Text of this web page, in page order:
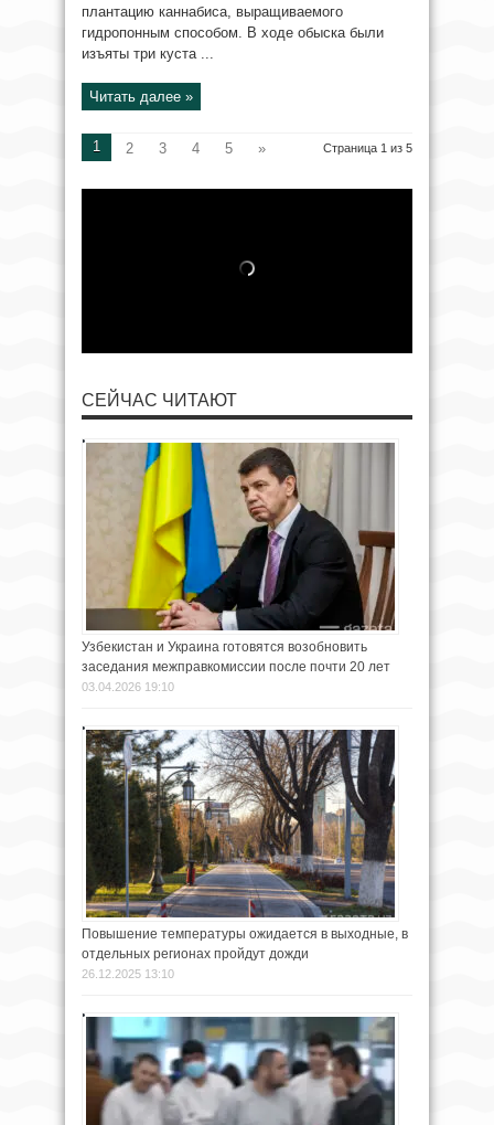
плантацию каннабиса, выращиваемого
гидропонным способом. В ходе обыска были
изъяты три куста ...
Читать далее »
Страница 1 из 5
1 2 3 4 5 »
СЕЙЧАС ЧИТАЮТ
Узбекистан и Украина готовятся возобновить
заседания межправкомиссии после почти 20 лет
03.04.2026 19:10
Повышение температуры ожидается в выходные, в
отдельных регионах пройдут дожди
26.12.2025 13:10